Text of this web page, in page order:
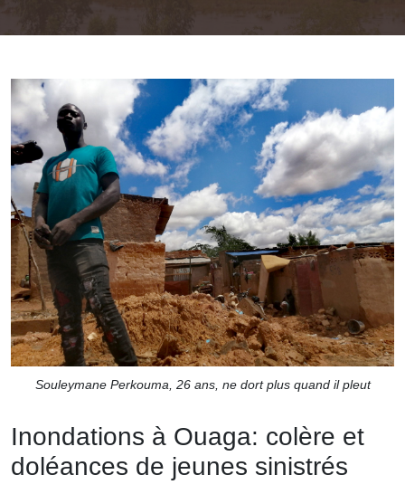
Souleymane Perkouma, 26 ans, ne dort plus quand il pleut
Inondations à Ouaga: colère et
doléances de jeunes sinistrés